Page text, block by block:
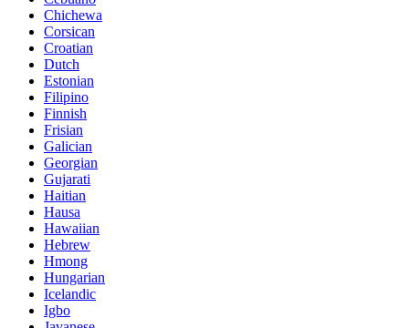
Chichewa
Corsican
Croatian
Dutch
Estonian
Filipino
Finnish
Frisian
Galician
Georgian
Gujarati
Haitian
Hausa
Hawaiian
Hebrew
Hmong
Hungarian
Icelandic
Igbo